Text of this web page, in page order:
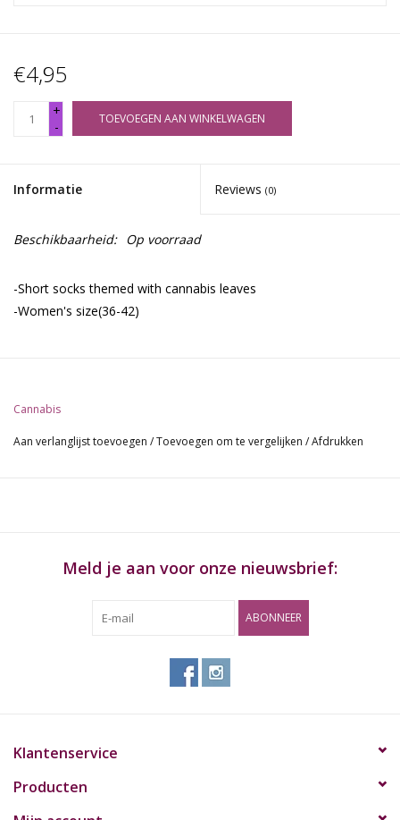
€4,95
+
-
TOEVOEGEN AAN WINKELWAGEN
Informatie Reviews (0)
Beschikbaarheid: Op voorraad
-Short socks themed with cannabis leaves
-Women's size(36-42)
Cannabis
Aan verlanglijst toevoegen /Toevoegen om te vergelijken /Afdrukken
Meld je aan voor onze nieuwsbrief:
ABONNEER
Klantenservice
Producten